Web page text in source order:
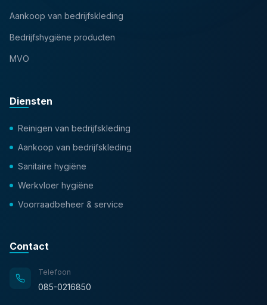
Aankoop van bedrijfskleding
Bedrijfshygiëne producten
MVO
Diensten
Reinigen van bedrijfskleding
Aankoop van bedrijfskleding
Sanitaire hygiëne
Werkvloer hygiëne
Voorraadbeheer & service
Contact
Telefoon
085-0216850